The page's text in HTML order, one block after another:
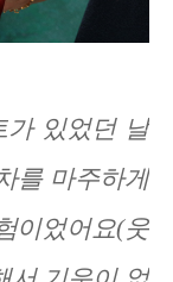
있었던 날
를 마주하게
이었어요(웃